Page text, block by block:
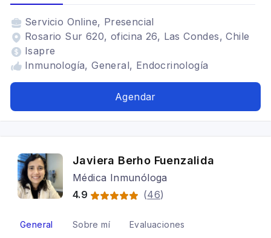
Servicio Online, Presencial
Rosario Sur 620, oficina 26, Las Condes, Chile
Isapre
Inmunología, General, Endocrinología
Agendar
Javiera Berho Fuenzalida
Médica Inmunóloga
4.9
(46)
General Sobre mí Evaluaciones